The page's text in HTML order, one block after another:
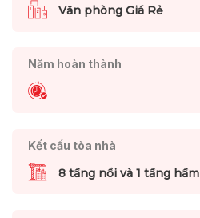
Văn phòng Giá Rẻ
Năm hoàn thành
Kết cấu tòa nhà
8 tầng nổi và 1 tầng hầm